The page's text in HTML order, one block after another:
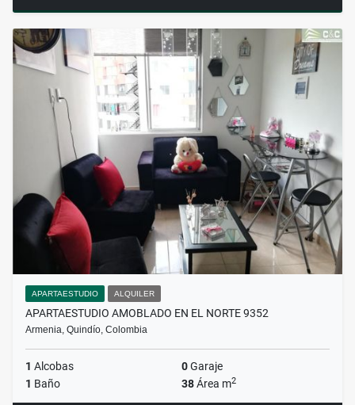
APARTAESTUDIO ALQUILER
APARTAESTUDIO AMOBLADO EN EL NORTE 9352
Armenia, Quindío, Colombia
1 Alcobas 0Garaje
1 Baño 38Área m2